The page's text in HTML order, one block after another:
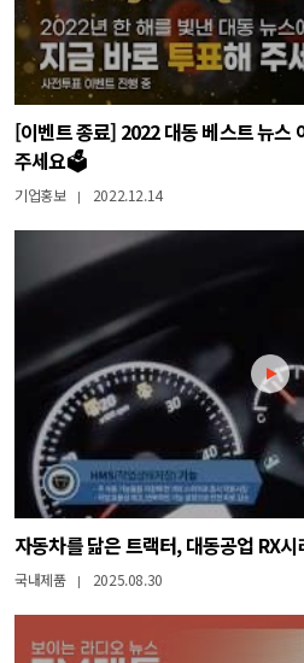
[이벤트 종료] 2022 대동 베스트 뉴스
주세요🗳️
기업홍보 | 2022.12.14
자동차를 닮은 트랙터, 대동공업 RX시
국내제품 | 2025.08.30